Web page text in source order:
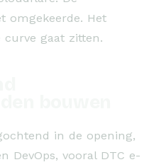
omgekeerde. Het
gaat zitten.
in de opening,
DevOps, vooral DTC e-